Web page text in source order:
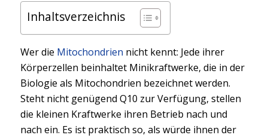
Inhaltsverzeichnis
Wer die Mitochondrien nicht kennt: Jede ihrer
Körperzellen beinhaltet Minikraftwerke, die in der
Biologie als Mitochondrien bezeichnet werden.
Steht nicht genügend Q10 zur Verfügung, stellen
die kleinen Kraftwerke ihren Betrieb nach und
nach ein. Es ist praktisch so, als würde ihnen der